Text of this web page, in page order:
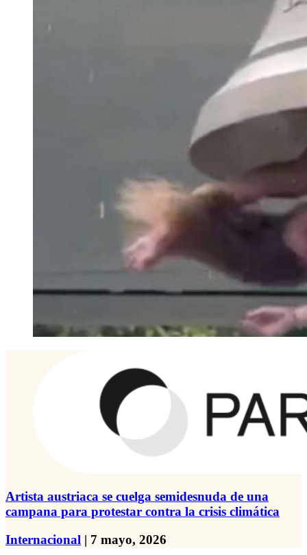
Artista austriaca se cuelga semidesnuda de una
campana para protestar contra la crisis climática
Internacional | 7 mayo, 2026